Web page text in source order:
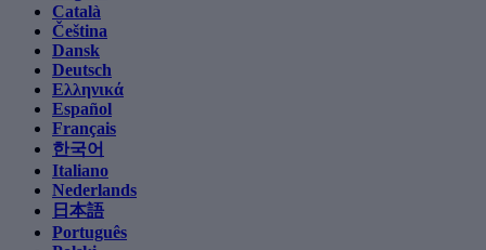
Català
Čeština
Dansk
Deutsch
Ελληνικά
Español
Français
한국어
Italiano
Nederlands
日本語
Português